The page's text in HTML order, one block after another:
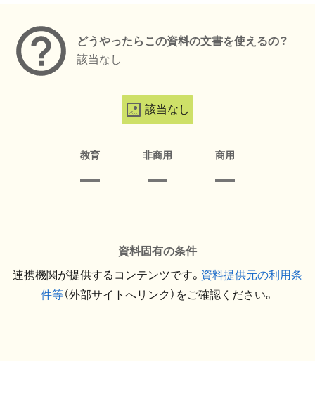
どうやったらこの資料の文書を使えるの？
該当なし
該当なし
教育 非商用 商用
資料固有の条件
連携機関が提供するコンテンツです。 資料提供元の利用条
件等（外部サイトへリンク）をご確認ください。